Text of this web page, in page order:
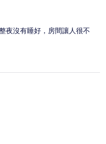
夜沒有睡好，房間讓人很不